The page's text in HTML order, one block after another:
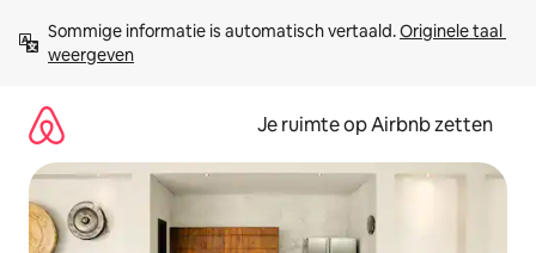
direct
naar
Sommige informatie is automatisch vertaald. Originele taal
weergeven
Je ruimte op Airbnb zetten